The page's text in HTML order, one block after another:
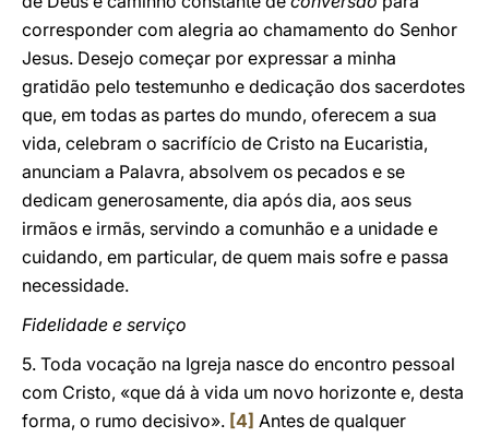
corresponder com alegria ao chamamento do Senhor
Jesus. Desejo começar por expressar a minha
gratidão pelo testemunho e dedicação dos sacerdotes
que, em todas as partes do mundo, oferecem a sua
vida, celebram o sacrifício de Cristo na Eucaristia,
anunciam a Palavra, absolvem os pecados e se
dedicam generosamente, dia após dia, aos seus
irmãos e irmãs, servindo a comunhão e a unidade e
cuidando, em particular, de quem mais sofre e passa
necessidade.
Fidelidade e serviço
5. Toda vocação na Igreja nasce do encontro pessoal
com Cristo, «que dá à vida um novo horizonte e, desta
forma, o rumo decisivo». [4] Antes de qualquer